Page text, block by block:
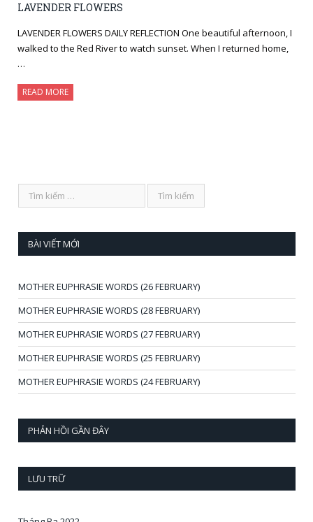
LAVENDER FLOWERS
LAVENDER FLOWERS DAILY REFLECTION One beautiful afternoon, I
walked to the Red River to watch sunset. When I returned home,
…
READ MORE
BÀI VIẾT MỚI
MOTHER EUPHRASIE WORDS (26 FEBRUARY)
MOTHER EUPHRASIE WORDS (28 FEBRUARY)
MOTHER EUPHRASIE WORDS (27 FEBRUARY)
MOTHER EUPHRASIE WORDS (25 FEBRUARY)
MOTHER EUPHRASIE WORDS (24 FEBRUARY)
PHẢN HỒI GẦN ĐÂY
LƯU TRỮ